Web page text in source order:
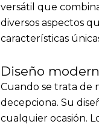
versátil que
diversos aspectos
características
Diseño
Cuando se trata de
decepciona. Su
cualquier ocasión.